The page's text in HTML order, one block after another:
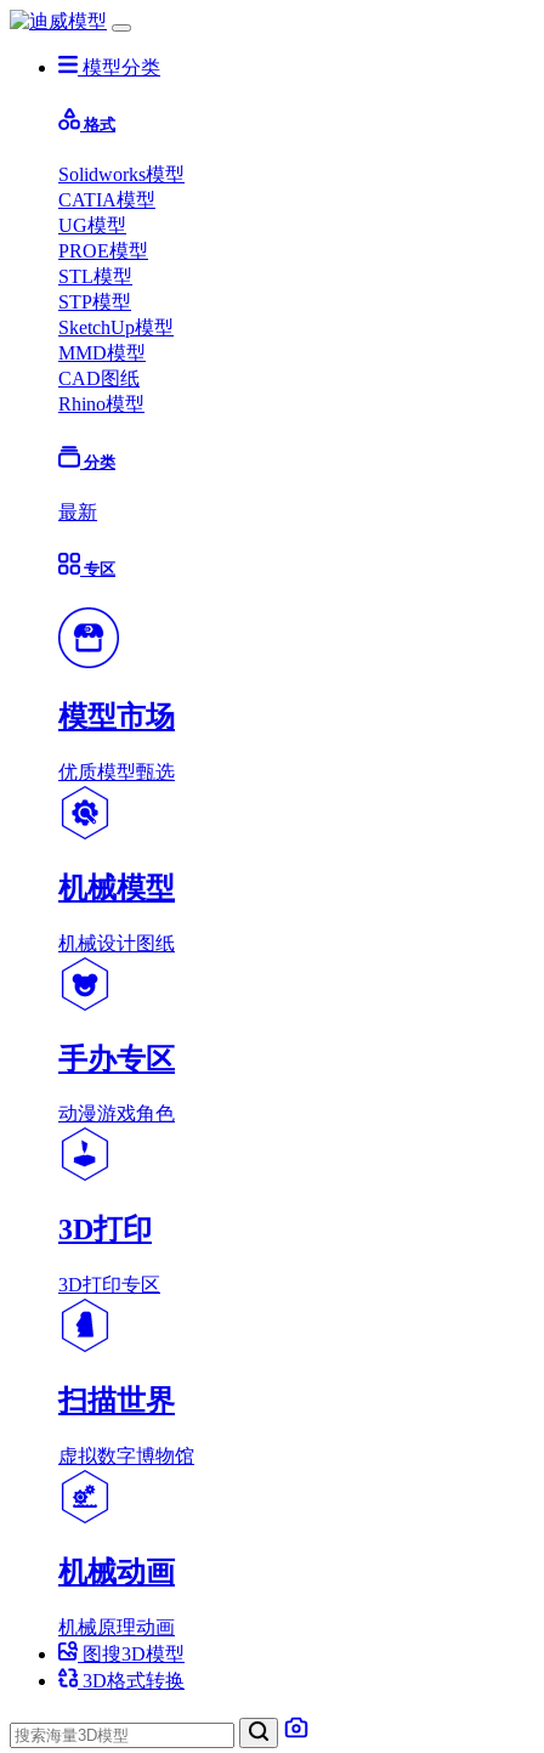
模型分类
格式
Solidworks模型
CATIA模型
UG模型
PROE模型
STL模型
STP模型
SketchUp模型
MMD模型
CAD图纸
Rhino模型
分类
最新
专区
模型市场
优质模型甄选
机械模型
机械设计图纸
手办专区
动漫游戏角色
3D打印
3D打印专区
扫描世界
虚拟数字博物馆
机械动画
机械原理动画
图搜3D模型
3D格式转换